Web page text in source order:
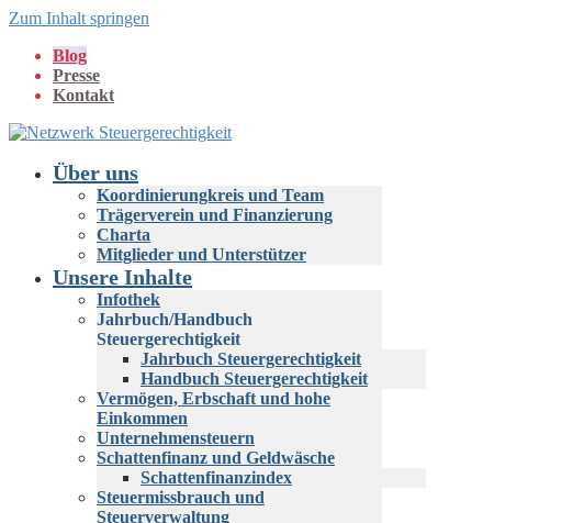
Zum Inhalt springen
Blog
Presse
Kontakt
Über uns
Koordinierungkreis und Team
Trägerverein und Finanzierung
Charta
Mitglieder und Unterstützer
Unsere Inhalte
Infothek
Jahrbuch/Handbuch
Steuergerechtigkeit
Jahrbuch Steuergerechtigkeit
Handbuch Steuergerechtigkeit
Vermögen, Erbschaft und hohe
Einkommen
Unternehmensteuern
Schattenfinanz und Geldwäsche
Schattenfinanzindex
Steuermissbrauch und
Steuerverwaltung